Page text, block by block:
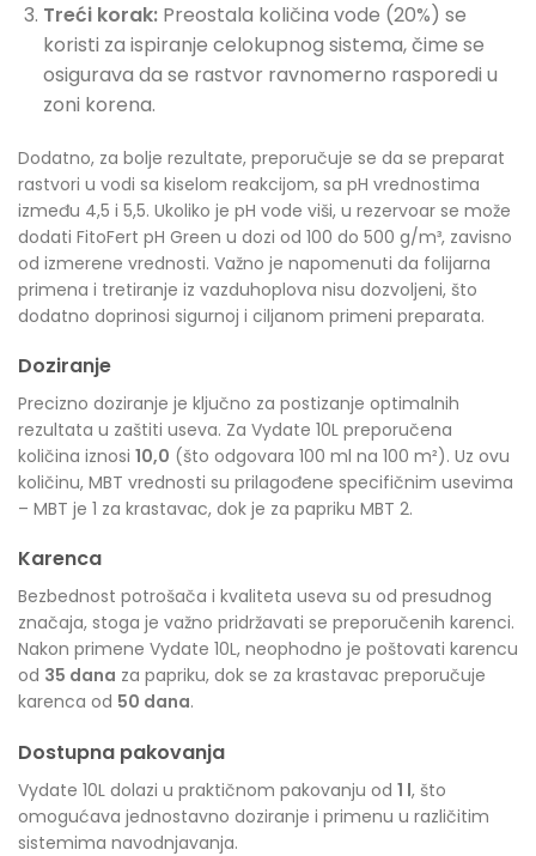
Treći korak:Preostala količina vode (20%) se
koristi za ispiranje celokupnog sistema, čime se
osigurava da se rastvor ravnomerno rasporedi u
zoni korena.
Dodatno, za bolje rezultate, preporučuje se da se preparat
rastvori u vodi sa kiselom reakcijom, sa pH vrednostima
između 4,5 i 5,5. Ukoliko je pH vode viši, u rezervoar se može
dodati FitoFert pH Green u dozi od 100 do 500 g/m³, zavisno
od izmerene vrednosti. Važno je napomenuti da folijarna
primena i tretiranje iz vazduhoplova nisu dozvoljeni, što
dodatno doprinosi sigurnoj i ciljanom primeni preparata.
Doziranje
Precizno doziranje je ključno za postizanje optimalnih
rezultata u zaštiti useva. Za Vydate 10L preporučena
količina iznosi 10,0 (što odgovara 100 ml na 100 m²). Uz ovu
količinu, MBT vrednosti su prilagođene specifičnim usevima
– MBT je 1 za krastavac, dok je za papriku MBT 2.
Karenca
Bezbednost potrošača i kvaliteta useva su od presudnog
značaja, stoga je važno pridržavati se preporučenih karenci.
Nakon primene Vydate 10L, neophodno je poštovati karencu
od 35 dana za papriku, dok se za krastavac preporučuje
karenca od 50 dana.
Dostupna pakovanja
Vydate 10L dolazi u praktičnom pakovanju od 1 l, što
omogućava jednostavno doziranje i primenu u različitim
sistemima navodnjavanja.